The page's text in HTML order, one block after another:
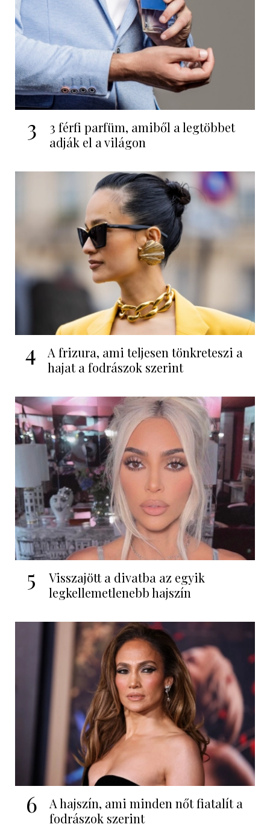
3
3 férfi parfüm, amiből a legtöbbet
adják el a világon
4
A frizura, ami teljesen tönkreteszi a
hajat a fodrászok szerint
5
Visszajött a divatba az egyik
legkellemetlenebb hajszín
6
A hajszín, ami minden nőt fiatalít a
fodrászok szerint